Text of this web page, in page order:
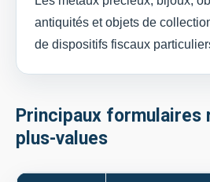
antiquités et objets de
de dispositifs fiscaux
Principaux formulaires
plus-values